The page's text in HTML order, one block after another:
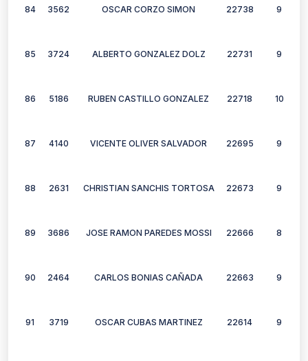
84 3562 OSCAR CORZO SIMON 22738 9
85 3724 ALBERTO GONZALEZ DOLZ 22731 9
86 5186 RUBEN CASTILLO GONZALEZ 22718 10
87 4140 VICENTE OLIVER SALVADOR 22695 9
88 2631 CHRISTIAN SANCHIS TORTOSA 22673 9
89 3686 JOSE RAMON PAREDES MOSSI 22666 8
90 2464 CARLOS BONIAS CAÑADA 22663 9
91 3719 OSCAR CUBAS MARTINEZ 22614 9